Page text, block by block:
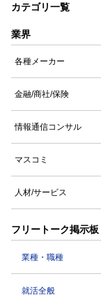
カテゴリ一覧
業界
各種メーカー
金融/商社/保険
情報通信コンサル
マスコミ
人材/サービス
フリートーク掲示板
業種・職種
就活全般